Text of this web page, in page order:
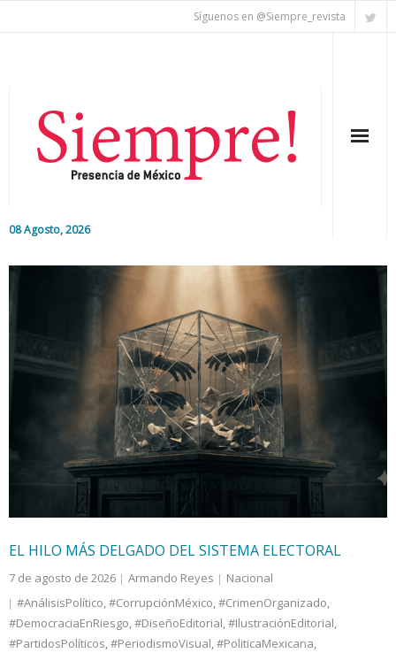
Síguenos en @Siempre_revista
08 Agosto, 2026
Nacional
Colaboradores
Internacional
Cultura
EL HILO MÁS DELGADO DEL SISTEMA ELECTORAL
7 de agosto de 2026 Armando Reyes
Nacional
#AnálisisPolítico,#CorrupciónMéxico,#CrimenOrganizado,
#DemocraciaEnRiesgo,#DiseñoEditorial,#IlustraciónEditorial,
#PartidosPolíticos,#PeriodismoVisual,#PoliticaMexicana,